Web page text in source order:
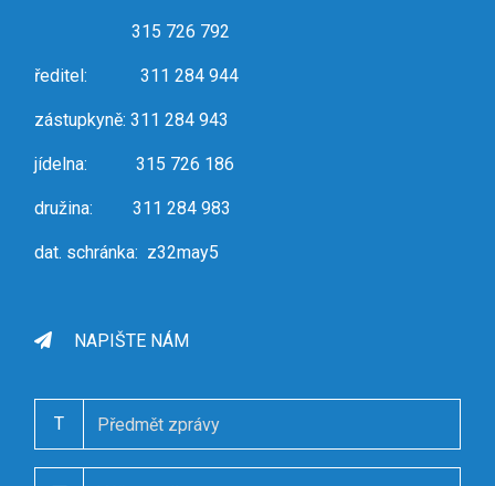
315 726 792
ředitel: 311 284 944
zástupkyně: 311 284 943
jídelna: 315 726 186
družina: 311 284 983
dat. schránka: z32may5
NAPIŠTE NÁM
T